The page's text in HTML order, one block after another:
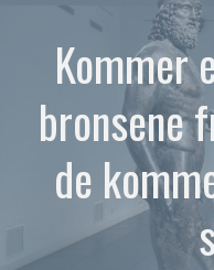
Kommer
bronsene
de